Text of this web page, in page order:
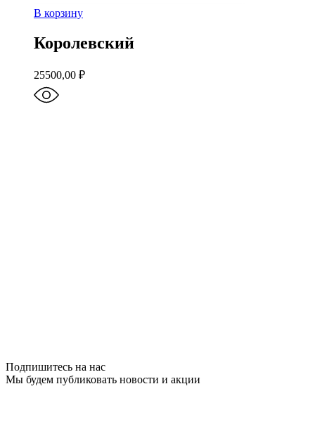
В корзину
Королевский
25500,00 ₽
Подпишитесь на нас
Мы будем публиковать новости и акции